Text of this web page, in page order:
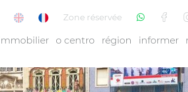
Zone réservée
o centro région informer